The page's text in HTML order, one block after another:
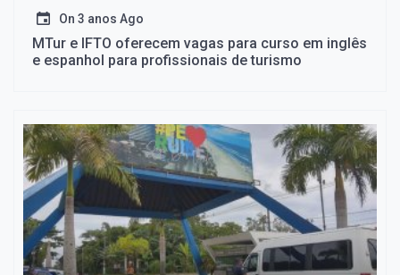
On 3 anos Ago
MTur e IFTO oferecem vagas para curso em inglês
e espanhol para profissionais de turismo